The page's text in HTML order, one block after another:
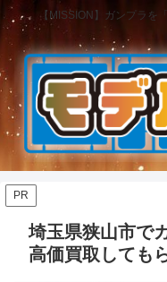
【MISSION】ガンプラを
PR
埼玉県狭山市で
高価買取しても